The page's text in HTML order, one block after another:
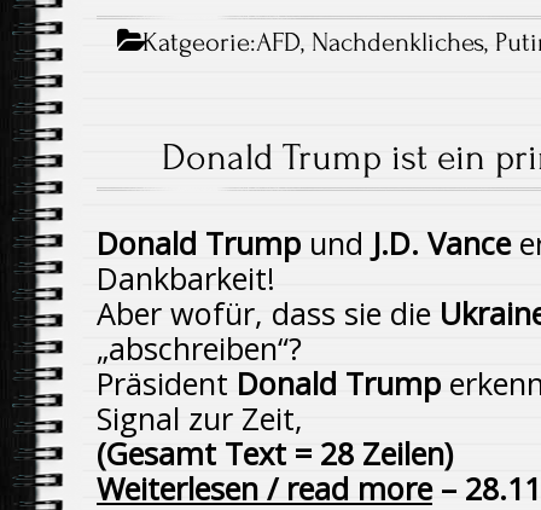
Katgeorie:AFD, Nachdenkliches,
Donald Trump ist ein
Donald Trump und J.D. Vance
Dankbarkeit!
Aber wofür, dass sie die
„abschreiben“?
Präsident Donald Trump
Signal zur Zeit,
(Gesamt Text = 28 Zeilen)
Weiterlesen / read more–